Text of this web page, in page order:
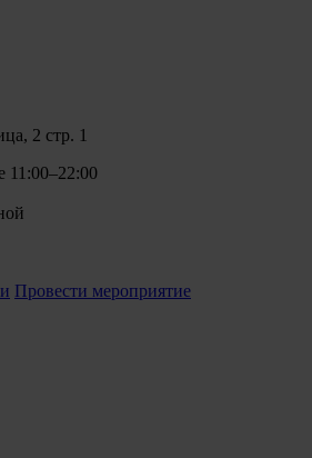
2 стр. 1
11:00–22:00
Провести мероприятие